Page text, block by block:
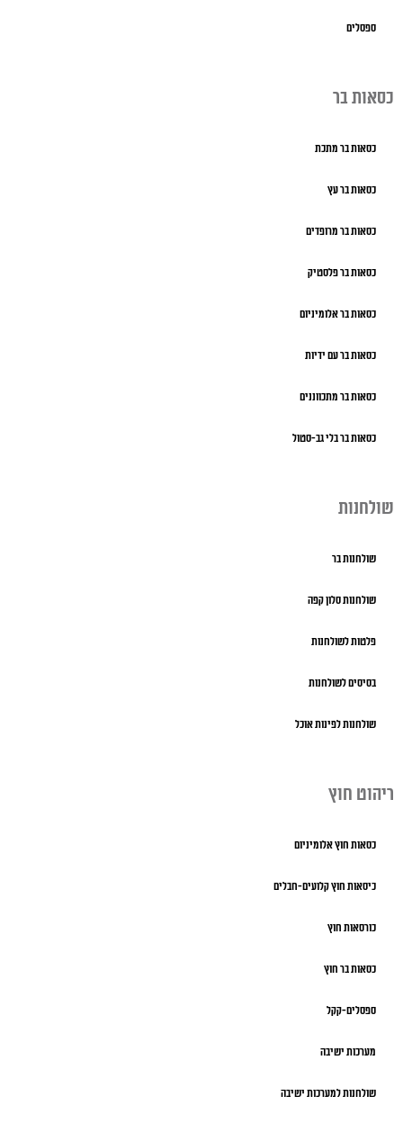
ספסלים
כסאות בר
כסאות בר מתכת
כסאות בר עץ
כסאות בר מרופדים
כסאות בר פלסטיק
כסאות בר אלומיניום
כסאות בר עם ידיות
כסאות בר מתכווננים
כסאות בר בלי גב-סטול
שולחנות
שולחנות בר
שולחנות סלון קפה
פלטות לשולחנות
בסיסים לשולחנות
שולחנות לפינות אוכל
ריהוט חוץ
כסאות חוץ אלומיניום
כיסאות חוץ קלועים-חבלים
כורסאות חוץ
כסאות בר חוץ
ספסלים-קקל
מערכות ישיבה
שולחנות למערכות ישיבה